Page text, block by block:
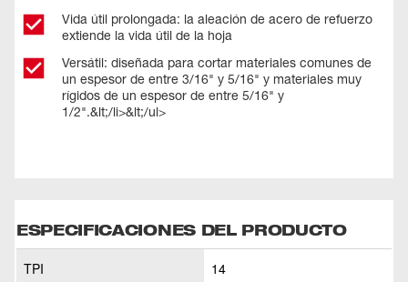
Vida útil prolongada: la aleación de acero de refuerzo
extiende la vida útil de la hoja
Versátil: diseñada para cortar materiales comunes de
un espesor de entre 3/16" y 5/16" y materiales muy
rígidos de un espesor de entre 5/16" y
1/2".&lt;/li>&lt;/ul>
ESPECIFICACIONES DEL PRODUCTO
TPI 14